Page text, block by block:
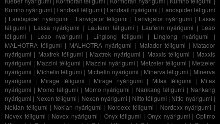
Kumho nyárigumi | Landsail téligumi | Landsail nyárigumi | Landspider téligumi
| Landspider nyárigumi | Lanvigator téligumi | Lanvigator nyárigumi | Lassa
téligumi | Lassa nyárigumi | Laufenn téligumi | Laufenn nyárigumi | Leao
téligumi | Leao nyárigumi | Linglong téligumi | Linglong nyárigumi |
MALHOTRA téligumi | MALHOTRA nyárigumi | Matador téligumi | Matador
nyárigumi | Maxtrek téligumi | Maxtrek nyárigumi | Maxxis téligumi | Maxxis
nyárigumi | Mazzini téligumi | Mazzini nyárigumi | Metzeler téligumi | Metzeler
nyárigumi | Michelin téligumi | Michelin nyárigumi | Minerva téligumi | Minerva
nyárigumi | Mirage téligumi | Mirage nyárigumi | Mitas téligumi | Mitas
nyárigumi | Momo téligumi | Momo nyárigumi | Nankang téligumi | Nankang
nyárigumi | Nexen téligumi | Nexen nyárigumi | Nitto téligumi | Nitto nyárigumi |
Nokian téligumi | Nokian nyárigumi | Nordexx téligumi | Nordexx nyárigumi |
Novex téligumi | Novex nyárigumi | Onyx téligumi | Onyx nyárigumi | Optimo